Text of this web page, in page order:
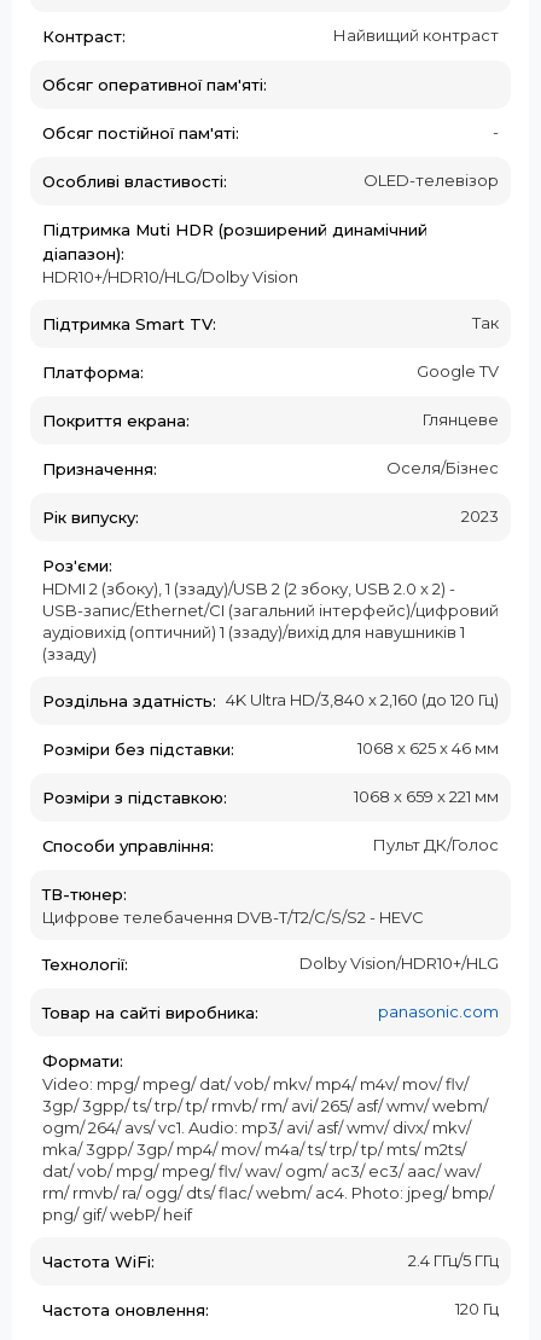
Контраст: Найвищий контраст
Обсяг оперативної пам'яті:
Обсяг постійної пам'яті: -
Особливі властивості: OLED-телевізор
Підтримка Muti HDR (розширений динамічний
діапазон):
HDR10+/HDR10/HLG/Dolby Vision
Підтримка Smart TV: Так
Платформа: Google TV
Покриття екрана: Глянцеве
Призначення: Оселя/Бізнес
Рік випуску: 2023
Роз'єми:
HDMI 2 (збоку), 1 (ззаду)/USB 2 (2 збоку, USB 2.0 x 2) -
USB-запис/Ethernet/CI (загальний інтерфейс)/цифровий
аудіовихід (оптичний) 1 (ззаду)/вихід для навушників 1
(ззаду)
Роздільна здатність: 4K Ultra HD/3,840 x 2,160 (до 120 Гц)
Розміри без підставки: 1068 x 625 x 46 мм
Розміри з підставкою: 1068 x 659 x 221 мм
Способи управління: Пульт ДК/Голос
ТВ-тюнер:
Цифрове телебачення DVB-T/T2/C/S/S2 - HEVC
Технології: Dolby Vision/HDR10+/HLG
Товар на сайті виробника: panasonic.com
Формати:
Video: mpg/ mpeg/ dat/ vob/ mkv/ mp4/ m4v/ mov/ flv/
3gp/ 3gpp/ ts/ trp/ tp/ rmvb/ rm/ avi/ 265/ asf/ wmv/ webm/
ogm/ 264/ avs/ vc1. Audio: mp3/ avi/ asf/ wmv/ divx/ mkv/
mka/ 3gpp/ 3gp/ mp4/ mov/ m4a/ ts/ trp/ tp/ mts/ m2ts/
dat/ vob/ mpg/ mpeg/ flv/ wav/ ogm/ ac3/ ec3/ aac/ wav/
rm/ rmvb/ ra/ ogg/ dts/ flac/ webm/ ac4. Photo: jpeg/ bmp/
png/ gif/ webP/ heif
Частота WiFi: 2.4 ГГц/5 ГГц
Частота оновлення: 120 Гц